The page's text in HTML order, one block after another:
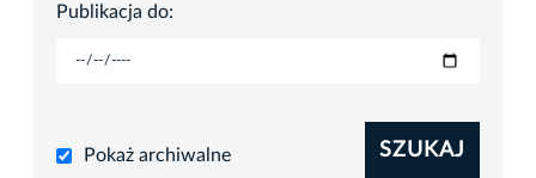
Publikacja do:
Pokaż archiwalne SZUKAJ